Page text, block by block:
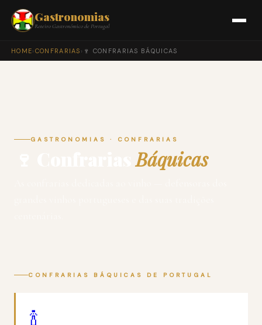
Gastronomias
Roteiro Gastronómico de Portugal
HOME› CONFRARIAS › 🍷 CONFRARIAS BÁQUICAS
GASTRONOMIAS · CONFRARIAS
🍷 ConfrariasBáquicas
CONFRARIAS BÁQUICAS DE PORTUGAL
🍾